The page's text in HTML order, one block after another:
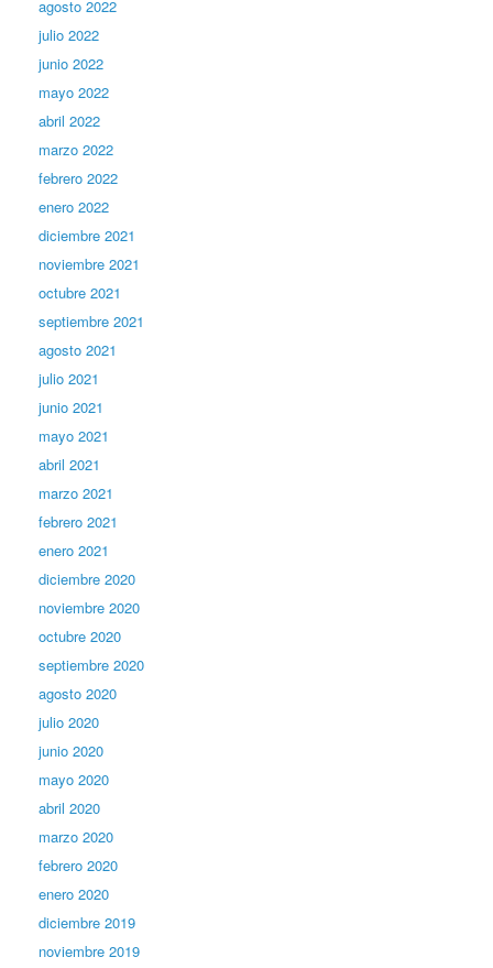
agosto 2022
julio 2022
junio 2022
mayo 2022
abril 2022
marzo 2022
febrero 2022
enero 2022
diciembre 2021
noviembre 2021
octubre 2021
septiembre 2021
agosto 2021
julio 2021
junio 2021
mayo 2021
abril 2021
marzo 2021
febrero 2021
enero 2021
diciembre 2020
noviembre 2020
octubre 2020
septiembre 2020
agosto 2020
julio 2020
junio 2020
mayo 2020
abril 2020
marzo 2020
febrero 2020
enero 2020
diciembre 2019
noviembre 2019